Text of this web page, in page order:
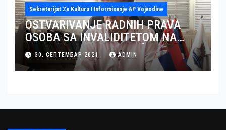
Sekretarijat Za Kulturu I Informisanje AP Vojvodine
OSTVARIVANJE RADNIH PRAVA
OSOBA SA INVALIDITETOM NA
TERITORIJI OKRUGA JUŽNI BANAT
– GRAD PANČEVO
30. СЕПТЕМБАР 2021. ADMIN